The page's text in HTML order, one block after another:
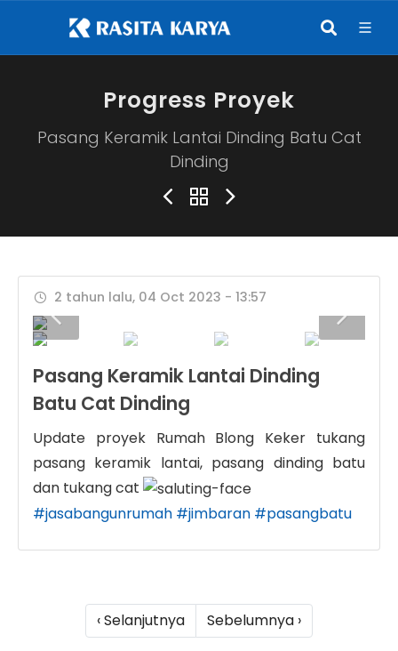
Progress Proyek
Pasang Keramik Lantai Dinding Batu Cat
Dinding
2 tahun lalu, 04 Oct 2023 - 13:57
Pasang Keramik Lantai Dinding
Batu Cat Dinding
Update proyek Rumah Blong Keker tukang
pasang keramik lantai, pasang dinding batu
dan tukang cat
#jasabangunrumah #jimbaran #pasangbatu
‹ Selanjutnya Sebelumnya ›